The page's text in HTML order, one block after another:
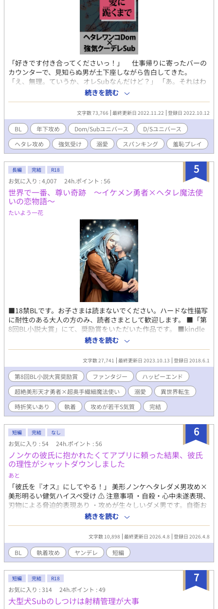
「好きです付き合ってくださいっ！」 仕事帰りに寄ったバーの
カウンターで、見知らぬ男が土下座しながら告白してきた。
「え、無理。ていうか、オレSubなんだけど？」 「あ。それはわ
かってます。オレDomなんで」 は？ 初対面のSubに土下座し
ながら告白するDom？ 意味がわからない。 *****************
仕事帰り、Ｄ/S専用プレイバーのカウンターで飲んでいた有坂 唯
織(ありさか いおり)は、店内に入ってきた見知らぬ男、久我 大輝
(くが だいき)に突然告白される。冷たくあしらうものの、結局は
お試しプレイをすることに。 Glare不感症なので、Glareはほとん
ど感じることができないはずの有坂だが、何故か久我のGalreには
過敏に反応してしまう。それだけでなく、久我とプレイをすると
何故かエッチな気分になってしまって…… ヘタレワンコDom×強
気クーデレSub Dom/Subユニバースの設定をお借りしています。
本編完結済み。 後日談３は毎日20:00更新→11/22(火)完結予定で
す。(予約済み)
続きを読む
文字数 73,766 最終更新日 2022.11.22 登録日 2022.10.12
BL 年下攻め Dom/Subユニバース
D/Sユニバース
ヘタレ攻め
強気受け 溺愛 スパンキング 羞恥プレイ
5
長編 完結 R18
お気に入り : 4,007 24h.ポイント : 56
世界で一番、尊い奇跡 ～イケメン勇者×ヘタレ魔法使
いの恋物語～
たいよう一花
■18禁BLです。お子さまは読まないでください。ハードな性描写
に耐性のある大人の方のみ、読者さまとして歓迎します。 ■「第
8回BL小説大賞」にて、奨励賞をいただいた作品です。 ■kindle
化に伴い、アルファポリスでの全話無料公開は終了しました。
■2023年10月現在、本編1巻・番外編2巻3巻kindle出版中。
https://www.amazon.co.jp/dp/B0CKVQRNJM ↑1巻。かなりの
ボリュームです。挿絵付いてます。
https://www.amazon.co.jp/dp/B0CH613MY8 ↑2巻（番外編
1） 書き下ろしあり。
https://www.amazon.co.jp/dp/B0CG2WXJ14 ↑3巻（番外編
2） 書き下ろしあり。 ★上記URLコピペか、amazonサイトにて
「たいよう一花」で検索してね。 ★Amazon kindleは、スマホ、
★1巻は「Unlimited」に登録すれば無料で読めますが、ご購入い
ただけますと大変ありがたいです。 ★なお、読み放題の
「Unlimited」はサブスクなので月額料金が必要になりますが、
初めてご利用の方は1か月無料体験を利用できます。無料期間終了
する前に解約も可能です。 ★購入したい！というありがたい読者
さまで、「アプリから購入できない、どうして？」と戸惑ってい
る方へ Amazonアプリからは購入手続きできないシステムになっ
ているので、「Safari」や「Google」などのブラウザから
Amazonにアクセスしてください。その際、アプリに勝手に切り
替わってしまう場合は、Amazonの文字を長押しし、メニューに
現れた「開く」をタップすることで、アプリに切り替わることな
くブラウザからページを開くことができるそうです。（機種など
によって若干変わるかもしれません）ブラウザから購入したあと
は、アプリにも本が追加されているはずなので、読書はアプリで
行えます。 【あらすじ】 現代日本で苦しみの中にいたリョウが、
異世界の神の導きで「魔法使い」となって200年。異世界でのほ
とんどの日々を魔法使いの塔で眠って過ごしていたリョウは、あ
る日、勇者の到来で目覚める。 行動を共にするうち、次第に惹か
れあってゆく二人。 勇者ディートフリートはリョウに対して燃え
るような恋心を募らせ、手中に収めようとするが、その恋の成就
続きを読む
文字数 27,741 最終更新日 2023.10.13 登録日 2018.6.1
第8回BL小説大賞奨励賞 ファンタジー
ハッピーエンド
超絶美形天才勇者×超奥手繊細魔法使い
溺愛
異世界転生
時折笑いあり
執着 攻めが若干S気質 完結
6
短編 完結 なし
お気に入り : 54 24h.ポイント : 56
ノンケの彼氏に抱かれたくてアプリに頼った結果、彼氏
の理性がシャットダウンしました
あと
「彼氏を『オス』にしてやる！」 美形ノンケヘタレダメ男攻め×
美形明るい健気ハイスペ受け ⚠️ 注意事項 ・自殺・心中未遂表現、
刃物による脅迫的表現あり ・攻めが生々しいダメ男です。自衛お
願いします。 ・外見描写（輪郭や造形）がありますが、特定の容
姿を否定する意図は一切ございません。 ・直接的ではありません
が、テーマの性質上、精神的に大人向けの内容を含みます。 ・純
愛やハッピーエンドの定義が広い方向けです。 あまりにも高い壁
が執着によって壊される瞬間に興味がある方、どうぞ <あらすじ>
ノンケの攻めは受けを抱くことをしない。欲求不満になった受け
は、友人に相談したところ、あるアプリをお勧めされる。そのア
プリによると、攻めの好みをトレースすればいいと言われ…？ <名
前> 攻め:高嶺航 受け:波野結人 <各種リンク> 🎁FANBOX（先行公
開／プロフィール／裏設定／後日談など)
https://ato1125.fanbox.cc/ 📝アンケート（無料／全問回答不
続きを読む
文字数 10,898 最終更新日 2026.4.8 登録日 2026.4.8
BL 執着攻め ヤンデレ 短編
7
短編 完結 R18
お気に入り : 314 24h.ポイント : 49
大型犬Subのしつけは射精管理が大事